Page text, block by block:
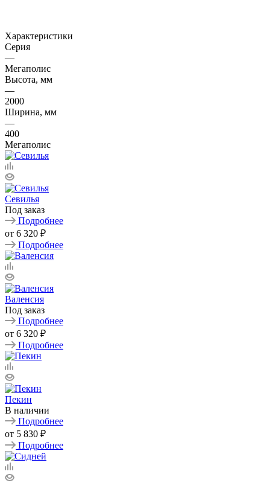
Характеристики
Серия
—
Мегаполис
Высота, мм
—
2000
Ширина, мм
—
400
Мегаполис
Севилья
Под заказ
Подробнее
от 6 320 ₽
Подробнее
Валенсия
Под заказ
Подробнее
от 6 320 ₽
Подробнее
Пекин
В наличии
Подробнее
от 5 830 ₽
Подробнее